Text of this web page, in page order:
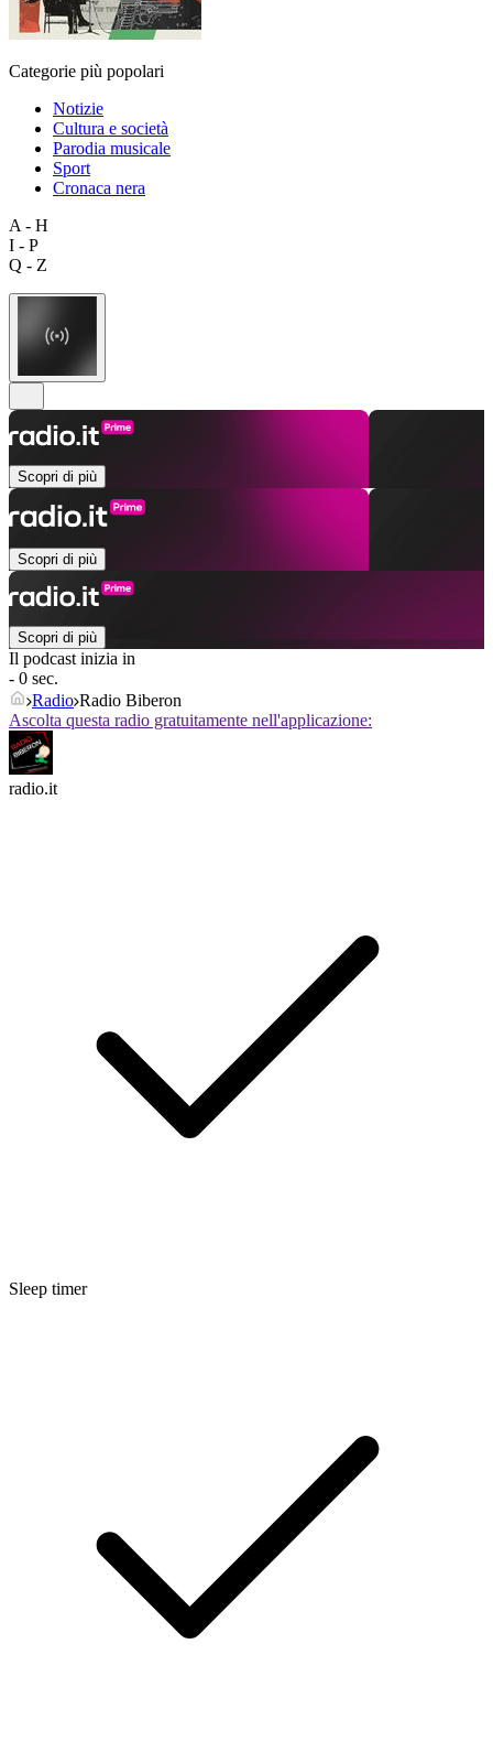
Categorie più popolari
Notizie
Cultura e società
Parodia musicale
Sport
Cronaca nera
A - H
I - P
Q - Z
Scopri di più
Scopri di più
Scopri di più
Il podcast inizia in
- 0 sec.
Radio Radio Biberon
Ascolta questa radio gratuitamente nell'applicazione:
radio.it
Sleep timer